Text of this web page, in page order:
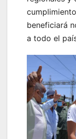
beneficiará
a todo el